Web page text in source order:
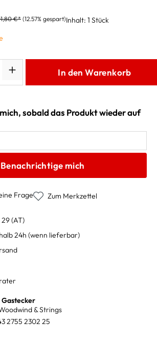
€*(12.57% gespart)Inhalt: 1 Stück
In den Warenkorb
sobald das Produkt wieder auf
Benachrichtige mich
Frage Zum Merkzettel
(AT)
24h (wenn lieferbar)
Gastecker
& Strings
2755 2302 25